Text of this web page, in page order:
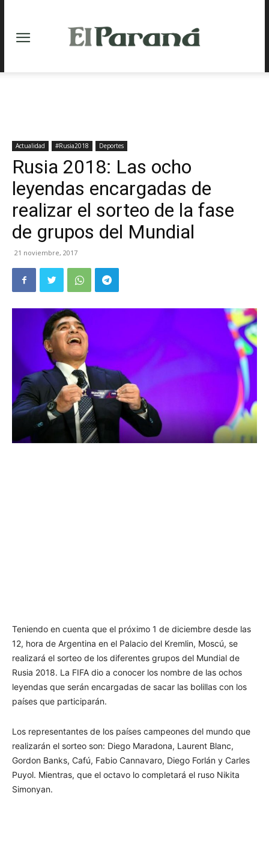
Actualidad #Rusia2018 Deportes
Rusia 2018: Las ocho
leyendas encargadas de
realizar el sorteo de la fase
de grupos del Mundial
21 noviembre, 2017
Teniendo en cuenta que el próximo 1 de diciembre desde las
12, hora de Argentina en el Palacio del Kremlin, Moscú, se
realizará el sorteo de los diferentes grupos del Mundial de
Rusia 2018. La FIFA dio a conocer los nombre de las ochos
leyendas que serán encargadas de sacar las bolillas con los
países que participarán.
Los representantes de los países campeones del mundo que
realizarán el sorteo son: Diego Maradona, Laurent Blanc,
Gordon Banks, Cafú, Fabio Cannavaro, Diego Forlán y Carles
Puyol. Mientras, que el octavo lo completará el ruso Nikita
Simonyan.